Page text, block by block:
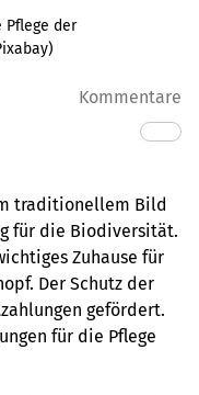
Pflege der
)
Kommentare
traditionellem Bild
für die Biodiversität.
Zuhause für
Der Schutz der
gefördert.
für die Pflege